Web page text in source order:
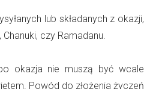
lub składanych z okazji,
czy Ramadanu.
okazja nie muszą być wcale
Powód do złożenia życzeń